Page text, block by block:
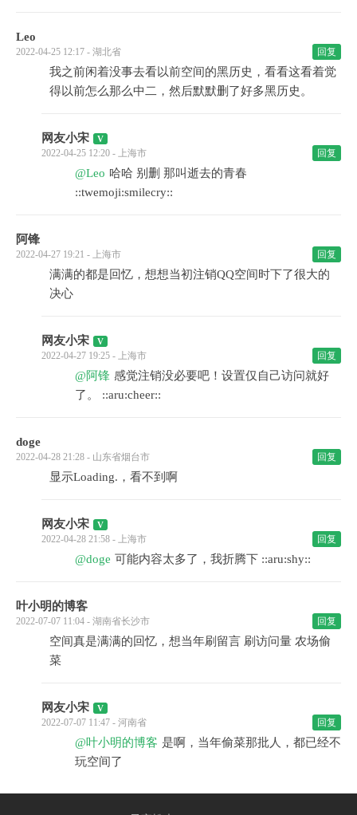
Leo
2022-04-25 12:17 - 湖北省 回复
我之前闲着没事去看以前空间的黑历史，看看这看着觉
得以前怎么那么中二，然后默默删了好多黑历史。
网友小宋
2022-04-25 12:20 - 上海市 回复
@Leo 哈哈 别删 那叫逝去的青春
::twemoji:smilecry::
阿锋
2022-04-27 19:21 - 上海市 回复
满满的都是回忆，想想当初注销QQ空间时下了很大的
决心
网友小宋
2022-04-27 19:25 - 上海市 回复
@阿锋 感觉注销没必要吧！设置仅自己访问就好
了。 ::aru:cheer::
doge
2022-04-28 21:28 - 山东省烟台市 回复
显示Loading.，看不到啊
网友小宋
2022-04-28 21:58 - 上海市 回复
@doge 可能内容太多了，我折腾下 ::aru:shy::
叶小明的博客
2022-07-07 11:04 - 湖南省长沙市 回复
空间真是满满的回忆，想当年刷留言 刷访问量 农场偷
菜
网友小宋
2022-07-07 11:47 - 河南省 回复
@叶小明的博客 是啊，当年偷菜那批人，都已经不
玩空间了